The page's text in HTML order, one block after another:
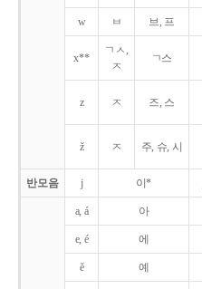
w ㅂ 브, 프
x**
ㄱㅅ,
ㅈ
ㄱ스
z ㅈ 즈, 스
ž ㅈ 주, 슈, 시
반모음 j 이*
a, á 아
e, é 에
ě 예